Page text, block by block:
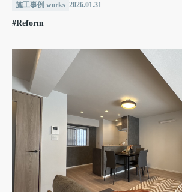
施工事例 works 2026.01.31
#Reform